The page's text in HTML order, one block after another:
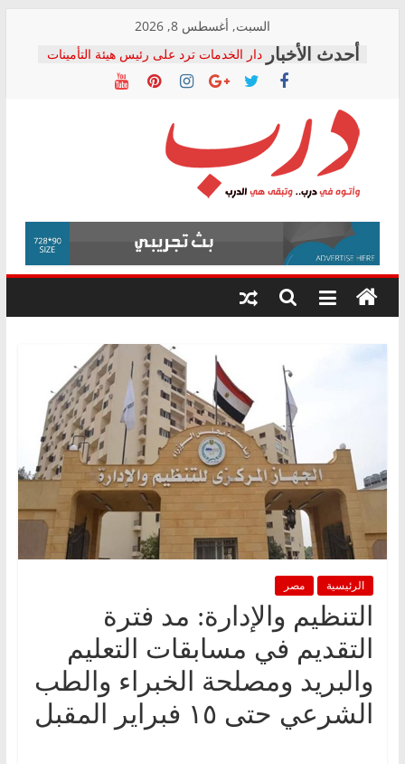
content
السبت, أغسطس 8, 2026
دار الخدمات ترد على رئيس هيئة التأمينات
بعد مؤتمره الصحفي: إنكار الأزمة لا ينهي
معاناة أصحاب المعاشات.. ونطالب بكشف
فرحات سليمان يكتب: القطاع الصحي إلى
أين؟
حزب التحالف الشعبي يطلق لجنة “الحق
في الصحة” بالإسكندرية لرصد الانتهاكات
ودعم المرضى
الوزاري لمدينة الصحفيين.. وانتهاء أعمال
إنشاء المبنى الإداري
المجلس القومي لحقوق الإنسان يعلن
متابعة قضية الدكتور محمد زهران.. ويؤكد:
قرينة البراءة وضمانات المحاكمة العادلة
درب
وأتوه
درب..
وتبقى
هي
الرئيسية مصر
التنظيم والإدارة: مد فترة
التقديم في مسابقات التعليم
والبريد ومصلحة الخبراء والطب
الشرعي حتى ١٥ فبراير المقبل